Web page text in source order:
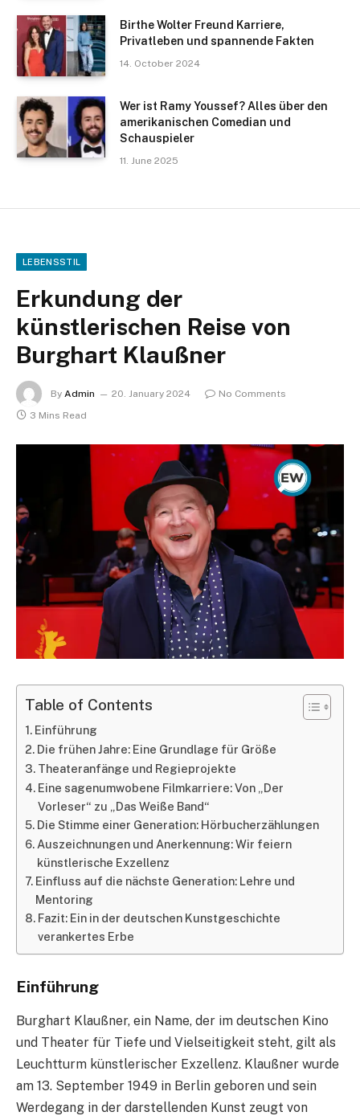
Birthe Wolter Freund Karriere,
Privatleben und spannende Fakten
14. October 2024
Wer ist Ramy Youssef? Alles über den
amerikanischen Comedian und
Schauspieler
11. June 2025
LEBENSSTIL
Erkundung der
künstlerischen Reise von
Burghart Klaußner
By Admin 20. January 2024
No Comments
3 Mins Read
Table of Contents
Einführung
Die frühen Jahre: Eine Grundlage für Größe
Theateranfänge und Regieprojekte
Eine sagenumwobene Filmkarriere: Von „Der
Vorleser“ zu „Das Weiße Band“
Die Stimme einer Generation: Hörbucherzählungen
Auszeichnungen und Anerkennung: Wir feiern
künstlerische Exzellenz
Einfluss auf die nächste Generation: Lehre und
Mentoring
Fazit: Ein in der deutschen Kunstgeschichte
verankertes Erbe
Einführung
Burghart Klaußner, ein Name, der im deutschen Kino
und Theater für Tiefe und Vielseitigkeit steht, gilt als
Leuchtturm künstlerischer Exzellenz. Klaußner wurde
am 13. September 1949 in Berlin geboren und sein
Werdegang in der darstellenden Kunst zeugt von